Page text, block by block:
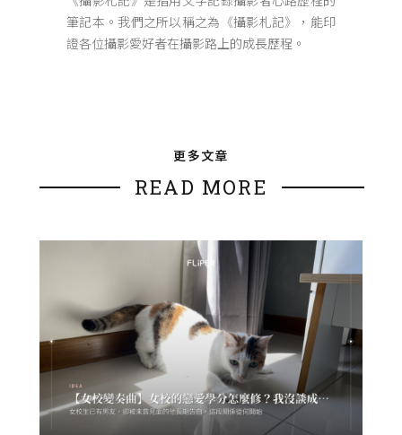
筆記本。我們之所以稱之為《攝影札記》，能印
證各位攝影愛好者在攝影路上的成長歷程。
更多文章
READ MORE